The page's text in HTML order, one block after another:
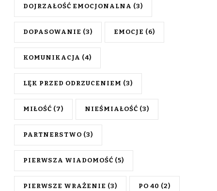
DOJRZAŁOŚĆ EMOCJONALNA (3)
DOPASOWANIE (3) EMOCJE (6)
KOMUNIKACJA (4)
LĘK PRZED ODRZUCENIEM (3)
MIŁOŚĆ (7) NIEŚMIAŁOŚĆ (3)
PARTNERSTWO (3)
PIERWSZA WIADOMOŚĆ (5)
PIERWSZE WRAŻENIE (3) PO 40 (2)